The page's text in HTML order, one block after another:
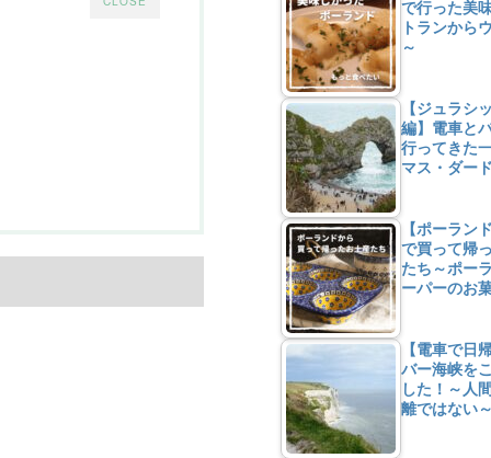
で行った美
トランから
～
【ジュラシ
編】電車と
行ってきた
マス・ダー
【ポーラン
で買って帰
たち～ポー
ーパーのお
【電車で日
バー海峡を
した！～人
離ではない～